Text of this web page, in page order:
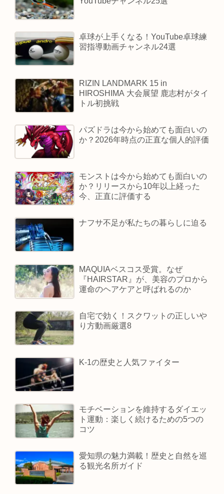
卓球が上手くなる！YouTube卓球練
習指導動画チャンネル24選
RIZIN LANDMARK 15 in
HIROSHIMA 大会展望 鹿志村がタイ
トル初挑戦
パズドラは今から始めても面白いの
か？2026年時点の正直な個人的評価
モンストは今から始めても面白いの
か？リリースから10年以上経った
今、正直に評価する
ナフサ不足が私たちの暮らしに迫る
MAQUIAベスコス受賞。なぜ
『HAIRSTAR』が、美容のプロから
運命のヘアケアと呼ばれるのか
自宅で効く！スクワットの正しいや
り方動画厳選8
K-1の歴史と人気ファイター
モチベーションを維持するダイエッ
ト運動：楽しく続けるための5つの
コツ
愛知県の魅力満載！歴史と自然を巡
る観光名所ガイド